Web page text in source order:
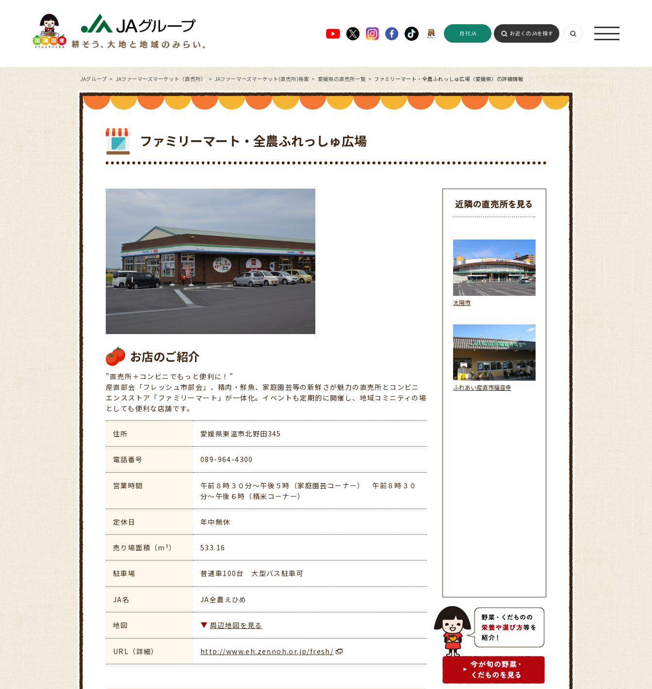
月刊JA お近くのJAを探す
JAグループ JAファーマーズマーケット（直売所） JAファーマーズマーケット(直売所)検索 愛媛県の直売所一覧 ファミリーマート・全農ふれっしゅ広場（愛媛県）の詳細情報
ファミリーマート・全農ふれっしゅ広場
お店のご紹介
”直売所＋コンビニでもっと便利に！”
産直部会「フレッシュ市部会」、精肉・鮮魚、家庭園芸等の新鮮さが魅力の直売所とコンビニ
エンスストア「ファミリーマート」が一体化。イベントも定期的に開催し、地域コミニティの場
としても便利な店舗です。
住所 愛媛県東温市北野田345
電話番号 089-964-4300
営業時間
午前８時３０分～午後５時（家庭園芸コーナー） 午前８時３０
分～午後６時（精米コーナー）
定休日 年中無休
売り場面積（m²） 533.16
駐車場 普通車100台 大型バス駐車可
JA名 JA全農えひめ
地図 周辺地図を見る
URL（詳細） http://www.eh.zennoh.or.jp/fresh/
太陽市
ふれあい産直市福音寺